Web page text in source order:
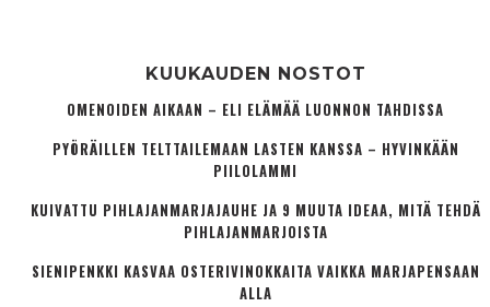
KUUKAUDEN NOSTOT
OMENOIDEN AIKAAN – ELI ELÄMÄÄ LUONNON TAHDISSA
PYÖRÄILLEN TELTTAILEMAAN LASTEN KANSSA – HYVINKÄÄN
PIILOLAMMI
KUIVATTU PIHLAJANMARJAJAUHE JA 9 MUUTA IDEAA, MITÄ TEHDÄ
PIHLAJANMARJOISTA
SIENIPENKKI KASVAA OSTERIVINOKKAITA VAIKKA MARJAPENSAAN
ALLA